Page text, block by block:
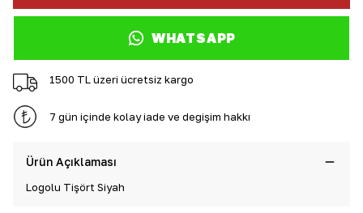
WHATSAPP
1500 TL üzeri ücretsiz kargo
7 gün içinde kolay iade ve değişim hakkı
Ürün Açıklaması
Logolu Tişört Siyah